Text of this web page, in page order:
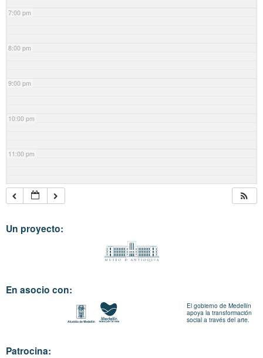
7:00 pm
8:00 pm
9:00 pm
10:00 pm
11:00 pm
Un proyecto:
En asocio con:
El gobierno de Medellín
apoya la transformación
social a través del arte.
Patrocina: